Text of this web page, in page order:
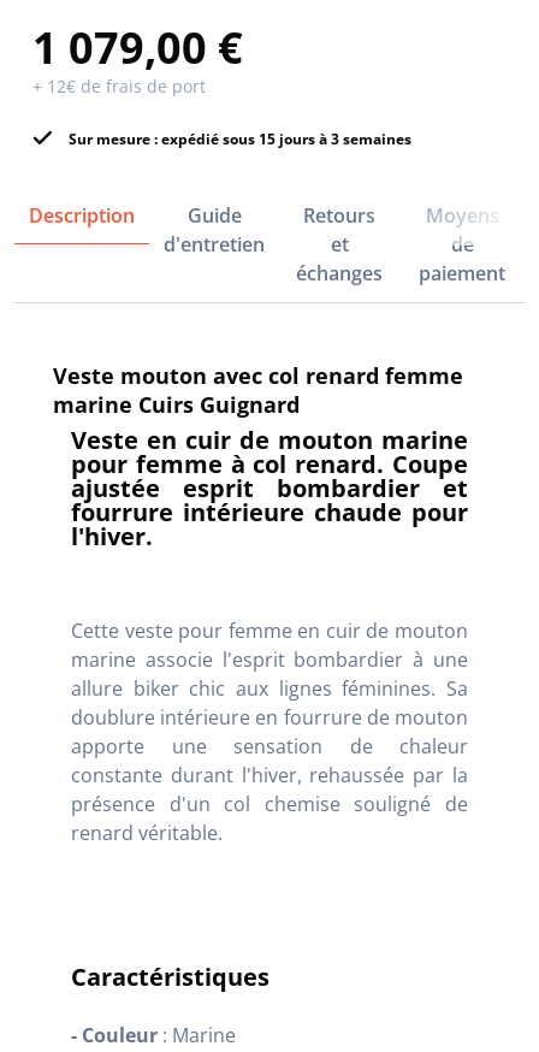
1 079,00 €
+ 12€ de frais de port
Sur mesure : expédié sous 15 jours à 3 semaines
Description
Guide
d'entretien
Retours
et
échanges
Moyens
de
paiement
Veste mouton avec col renard femme
marine Cuirs Guignard
Veste en cuir de mouton marine
pour femme à col renard. Coupe
ajustée esprit bombardier et
fourrure intérieure chaude pour
l'hiver.
Cette veste pour femme en cuir de mouton
marine associe l'esprit bombardier à une
allure biker chic aux lignes féminines. Sa
doublure intérieure en fourrure de mouton
apporte une sensation de chaleur
constante durant l'hiver, rehaussée par la
présence d'un col chemise souligné de
renard véritable.
Caractéristiques
- Couleur : Marine